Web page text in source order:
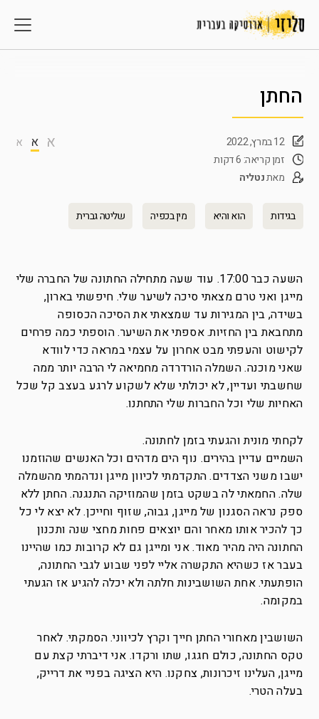
החתן
א א א
12 במרץ, 2022
זמן קריאה: 6 דקות
מאתנטליה
בגידות הוא והיא מין בכפיה שליטה גברית
השעה כבר 17:00. עוד שעה מתחילה החתונה של החברה שלי
מייגן ואני טרם מצאתי סיכה לשיער שלי. חיפשתי בארון,
בשידה, בין המגירות עד שמצאתי את הסיכה הכסופה
מתחבאת בין החזיות. אספתי את השיער. הוספתי כמה פרחים
לקישוט והעפתי מבט אחרון על עצמי במראה כדי לוודא
שאני מוכנה. השמלה הורדרדה מחמיאה לי הרבה יותר ממה
שחשבתי ועדיין, לא יכולתי שלא לשקוע לרגע בעצב קל שכל
האחיות שלי וכל החברות שלי התחתנו.
לקחתי מונית והגעתי בזמן לחתונה.
השמיים עדיין בהירים. נוף הים מדהים וכל האנשים שהוזמנו
ישבו משני הצדדים. התקדמתי לכיוון מייגן ונדהמתי מהשמלה
שלה. החמאתי לה בשקט בזמן שהמוזיקה התנגנה. החתן ללא
ספק נראה הסגנון של מייגן, גבוה, שזוף וחייכן. לא יצא לי כל
כך להכיר אותו מאחר והם יוצאים פחות מחצי שנה ותכנון
החתונה היה מהיר מאוד. אני ומייגן גם לא קרובות כמו שהיינו
בעבר אז כשהיא התקשרה אליי לפני שבוע לגבי החתונה,
הופתעתי. אחת השושבינות חלתה ולא יכלה להגיע אז הגעתי
במקומה.
השושבין מאחורי החתן חייך וקרץ לכיווני. הסמקתי. לאחר
טקס החתונה, כולם חגגו, שתו ורקדו. אני דיברתי קצת עם
מייגן, העלינו זיכרונות, צחקנו. היא הציגה בפניי את דרייק,
בעלה הטרי.